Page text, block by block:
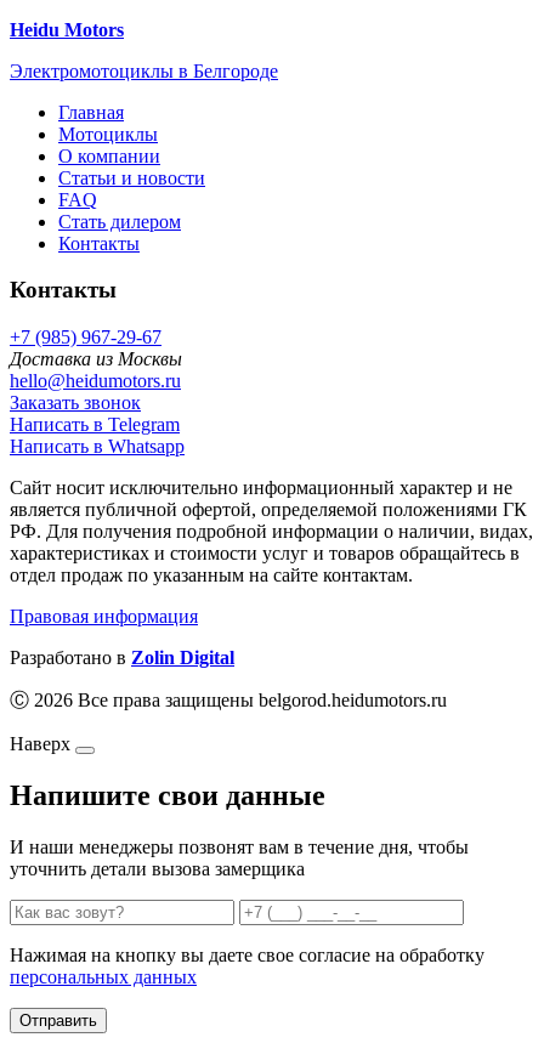
Heidu Motors
Электромотоциклы в Белгороде
Главная
Мотоциклы
О компании
Статьи и новости
FAQ
Стать дилером
Контакты
Контакты
+7 (985) 967-29-67
Доставка из Москвы
hello@heidumotors.ru
Заказать звонок
Написать в Telegram
Написать в Whatsapp
Сайт носит исключительно информационный характер и не
является публичной офертой, определяемой положениями ГК
РФ. Для получения подробной информации о наличии, видах,
характеристиках и стоимости услуг и товаров обращайтесь в
отдел продаж по указанным на сайте контактам.
Правовая информация
Разработано в Zolin Digital
Ⓒ 2026 Все права защищены belgorod.heidumotors.ru
Наверх
Напишите свои данные
И наши менеджеры позвонят вам в течение дня, чтобы
уточнить детали вызова замерщика
Нажимая на кнопку вы даете свое согласие на обработку
персональных данных
Отправить